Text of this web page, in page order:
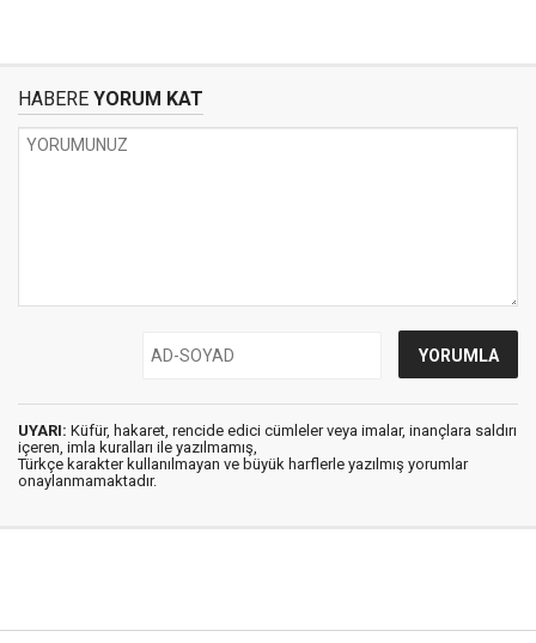
HABERE YORUM KAT
UYARI: Küfür, hakaret, rencide edici cümleler veya imalar, inançlara saldırı
içeren, imla kuralları ile yazılmamış,
Türkçe karakter kullanılmayan ve büyük harflerle yazılmış yorumlar
onaylanmamaktadır.